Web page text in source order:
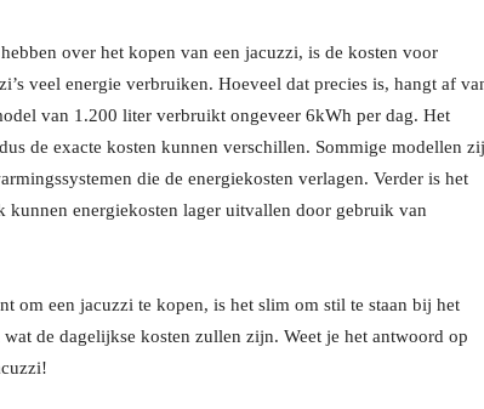
over het kopen van een jacuzzi, is de kosten voor
veel energie verbruiken. Hoeveel dat precies is, hangt af
van 1.200 liter verbruikt ongeveer 6kWh per dag. Het
de exacte kosten kunnen verschillen. Sommige modellen
die de energiekosten verlagen. Verder is het
kunnen energiekosten lager uitvallen door gebruik van
om een jacuzzi te kopen, is het slim om stil te staan bij het
de dagelijkse kosten zullen zijn. Weet je het antwoord op